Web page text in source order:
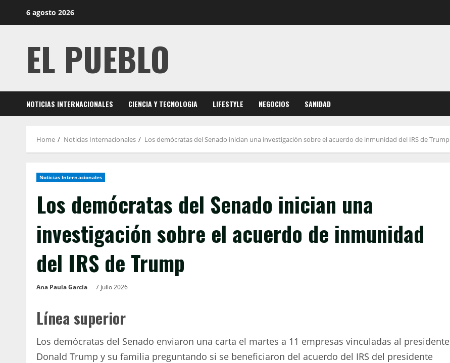
6 agosto 2026
EL PUEBLO
NOTICIAS INTERNACIONALES CIENCIA Y TECNOLOGIA LIFESTYLE NEGOCIOS SANIDAD
Home Noticias Internacionales Los demócratas del Senado inician una investigación sobre el acuerdo de inmunidad del IRS de Trump
Noticias Internacionales
Los demócratas del Senado inician una
investigación sobre el acuerdo de inmunidad
del IRS de Trump
Ana Paula García 7 julio 2026
Línea superior
Los demócratas del Senado enviaron una carta el martes a 11 empresas vinculadas al presidente
Donald Trump y su familia preguntando si se beneficiaron del acuerdo del IRS del presidente